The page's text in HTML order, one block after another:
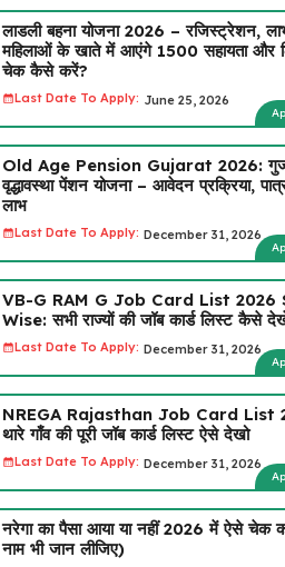
लाडली बहना योजना 2026 – रजिस्ट्रेशन,
महिलाओं के खाते में आएंगे ₹1500 सहायता और
चेक कैसे करें?
Last Date To Apply: June 25, 2026
Old Age Pension Gujarat 2026:
वृद्धावस्था पेंशन योजना – आवेदन प्रक्रिया,
लाभ
Last Date To Apply: December 31, 2026
VB-G RAM G Job Card List 2026
Wise: सभी राज्यों की जॉब कार्ड लिस्ट कैसे
Last Date To Apply: December 31, 2026
NREGA Rajasthan Job Card List
थारे गाँव की पूरी जॉब कार्ड लिस्ट ऐसे देखो
Last Date To Apply: December 31, 2026
नरेगा का पैसा आया या नहीं 2026 में ऐसे चेक
नाम भी जान लीजिए)